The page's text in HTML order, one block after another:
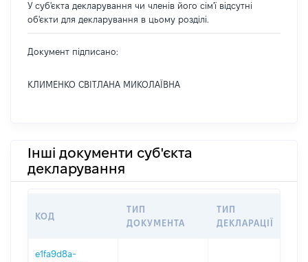
У суб'єкта декларування чи членів його сім'ї відсутні
об'єкти для декларування в цьому розділі.
Документ підписано:
КЛИМЕНКО СВІТЛАНА МИКОЛАЇВНА
Інші документи суб'єкта
декларування
КОД
ТИП
ДОКУМЕНТА
ТИП
ДЕКЛАРАЦІЇ
e1fa9d8a-